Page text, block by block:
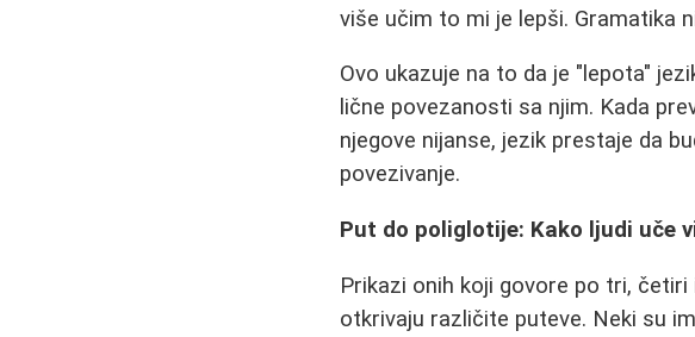
više učim to mi je lepši. Gramatika
Ovo ukazuje na to da je "lepota"
lične povezanosti sa njim. Kada
njegove nijanse, jezik prestaje da
povezivanje.
Put do poliglotije: Kako ljudi uče
Prikazi onih koji govore po tri,
otkrivaju različite puteve. Neki su